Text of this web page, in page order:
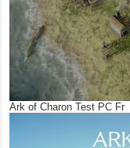
Ark of Charon Test PC Fr